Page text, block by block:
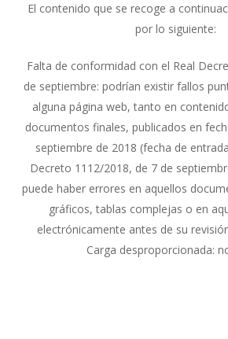
El contenido que se recoge a
por lo siguiente:
Falta de conformidad con el Real
de septiembre: podrían existir fallos
alguna página web, tanto en
documentos finales, publicados en
septiembre de 2018 (fecha de
Decreto 1112/2018, de 7 de
puede haber errores en aquellos
gráficos, tablas complejas o en
electrónicamente antes de su
Carga desproporcionada: